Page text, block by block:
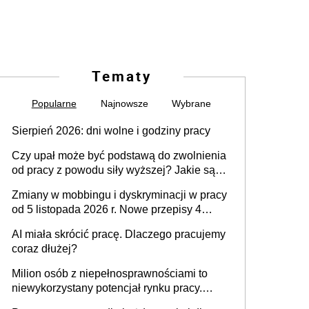
Tematy
Popularne Najnowsze Wybrane
Sierpień 2026: dni wolne i godziny pracy
Czy upał może być podstawą do zwolnienia
od pracy z powodu siły wyższej? Jakie są
Zmiany w mobbingu i dyskryminacji w pracy
od 5 listopada 2026 r. Nowe przepisy 4
Ustaw
AI miała skrócić pracę. Dlaczego pracujemy
coraz dłużej?
Milion osób z niepełnosprawnościami to
niewykorzystany potencjał rynku pracy.